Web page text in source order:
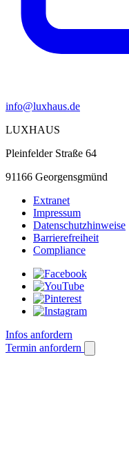
info@luxhaus.de
LUXHAUS
Pleinfelder Straße 64
91166 Georgensgmünd
Extranet
Impressum
Datenschutzhinweise
Barrierefreiheit
Compliance
Infos anfordern
Termin anfordern